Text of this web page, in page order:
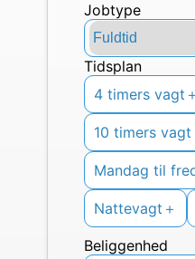
Jobtype
Tidsplan
4 timers vagt
10 timers vagt
mandag til
Nattevagt ＋
Beliggenhed